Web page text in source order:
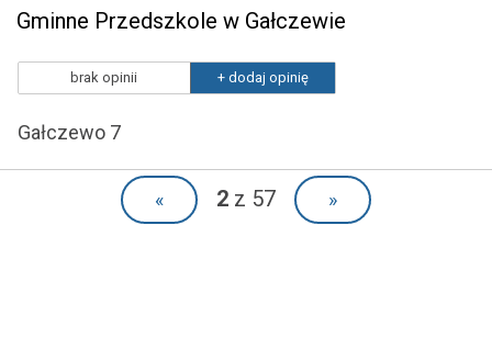
Gminne Przedszkole w Gałczewie
brak opinii + dodaj opinię
Gałczewo 7
« 2 z 57 »